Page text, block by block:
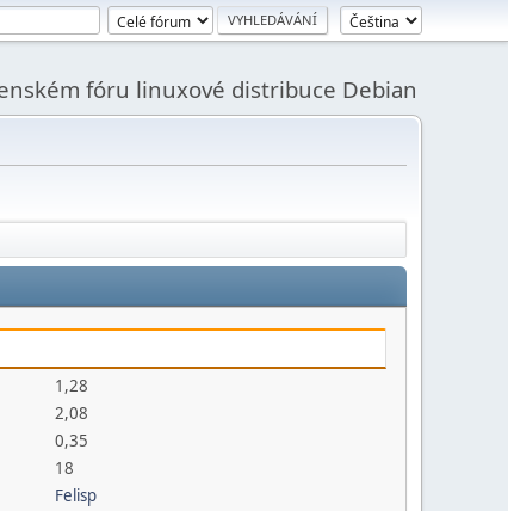
fóru linuxové distribuce Debian
1,28
2,08
0,35
18
Felisp